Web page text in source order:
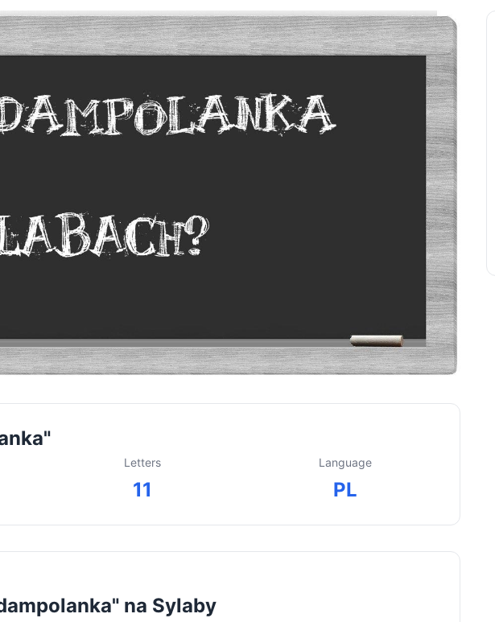
Letters
11
Language
PL
na Sylaby